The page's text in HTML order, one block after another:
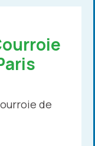
de